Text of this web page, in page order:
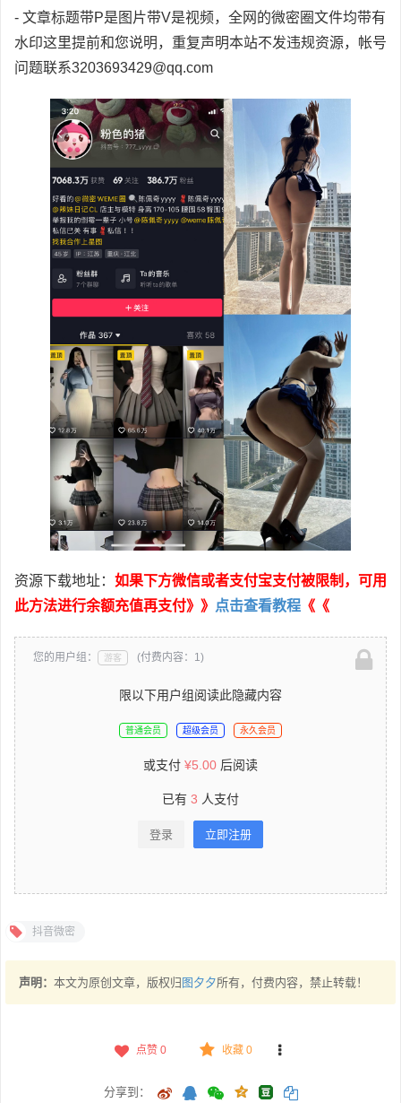
- 文章标题带P是图片带V是视频，全网的微密圈文件均带有
水印这里提前和您说明，重复声明本站不发违规资源，帐号
问题联系3203693429@qq.com
资源下载地址： 如果下方微信或者支付宝支付被限制，可用
此方法进行余额充值再支付》》 点击查看教程 《《
您的用户组： 游客 (付费内容：1)
限以下用户组阅读此隐藏内容
普通会员 超级会员 永久会员
或支付 ¥5.00 后阅读
已有 3 人支付
登录 立即注册
抖音微密
声明： 本文为原创文章，版权归 图夕夕所有，付费内容，禁止转载！
点赞 0 收藏 0
分享到：